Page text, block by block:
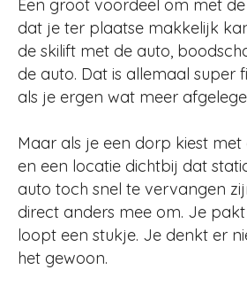
Een groot voordeel om met
dat je ter plaatse makkelijk
de skilift met de auto,
de auto. Dat is allemaal super
als je ergen wat meer
Maar als je een dorp kiest
en een locatie dichtbij dat
auto toch snel te vervangen
direct anders mee om. Je
loopt een stukje. Je denkt er
het gewoon.